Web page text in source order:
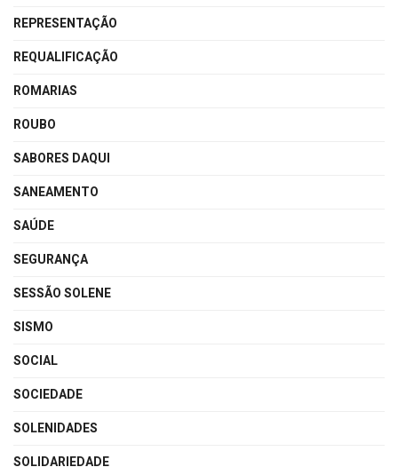
REPRESENTAÇÃO
REQUALIFICAÇÃO
ROMARIAS
ROUBO
SABORES DAQUI
SANEAMENTO
SAÚDE
SEGURANÇA
SESSÃO SOLENE
SISMO
SOCIAL
SOCIEDADE
SOLENIDADES
SOLIDARIEDADE